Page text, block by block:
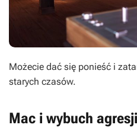
Możecie dać się ponieść i
starych czasów.
Mac i wybuch agresji